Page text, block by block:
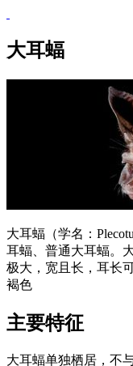
大耳蝠
大耳蝠（学名：
耳蝠、普通大耳蝠。
极大，宽且长，耳长
褐色
主要特征
大耳蝠单独栖居，不